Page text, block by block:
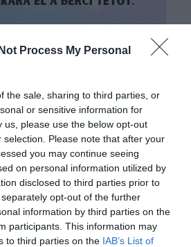
Process My Personal
the sale, sharing to third parties, or
or sensitive information for
us, please use the below opt-out
Please note that after your
you may continue seeing
on personal information utilized by
disclosed to third parties prior to
opt-out of the further
information by third parties on the
participants. This information may
to third parties on the IAB’s List of